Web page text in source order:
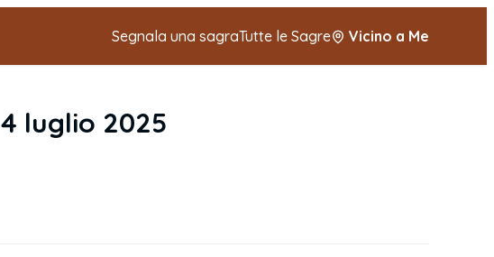
Segnala una sagraTutte le Sagre Vicino a Me
4 luglio 2025